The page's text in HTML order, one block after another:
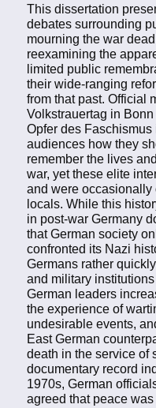
This dissertation
debates surrounding
mourning the war
reexamining the
limited public
their wide-ranging
from that past. Official
Volkstrauertag in
Opfer des
audiences how they
remember the lives
war, yet these elite
and were
locals. While this
in post-war Germany
that German society
confronted its Nazi
Germans rather
and military
German leaders
the experience of
undesirable events,
East German
death in the service of
documentary record
1970s, German
agreed that peace